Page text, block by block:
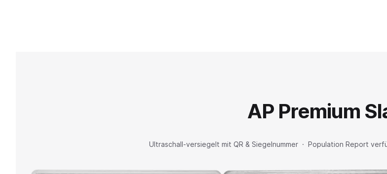
AP Premium
Ultraschall-versiegelt mit QR & Siegelnummer · Population Report